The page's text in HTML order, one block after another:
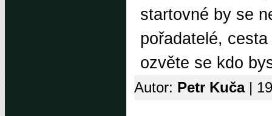
startovné by se
pořadatelé,
ozvěte se kdo
Autor: Petr Kuča |